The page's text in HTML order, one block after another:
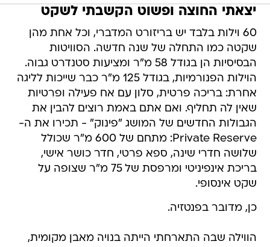
יצאתי החוצה ופשוט הקשבתי לשקט
60 וילות בלבד יש בריזורט המדברי, וכל אחת מהן
שקטה כמו התחלה של שנה חדשה. הסוויטות
הבסיסיות הן בגודל 58 מ"ר ומציעות סטנדרט גבוה.
הוילות הפנורמיות, בגודל 125 מ"ר כבר שייכות לליגה
אחרת: בריכה פרטית, סלון עם אח פעילה ופרטיות
שאין לה תחליף. ואם אתם באמת רוצים להבין את
הגבולות החדשים של המושג "פינוק" - תכירו את ה-
Private Reserve: מתחם של 600 מ"ר שכולל
שלושה חדרי שינה, ספא פרטי, חדר כושר אישי,
בריכת אינפיניטי ומרפסת של 75 מ"ר שצופה על
שקט אינסופי.
כן, מדובר בפנטזיה.
הווילה שבה התארחתי הייתה בנויה מאבן מקומית,